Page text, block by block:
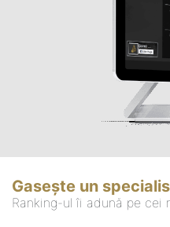
Gasește un
Ranking-ul îi adună pe cei